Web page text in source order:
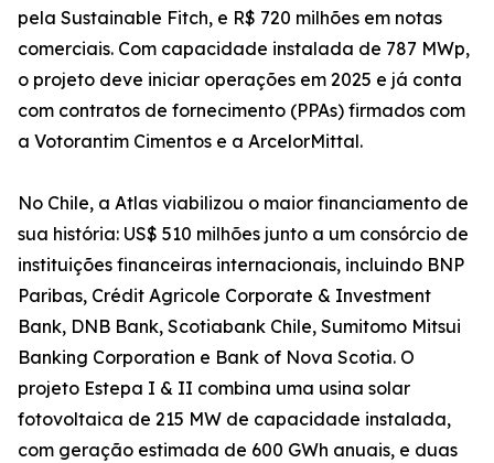
pela Sustainable Fitch, e R$ 720 milhões em notas
comerciais. Com capacidade instalada de 787 MWp,
o projeto deve iniciar operações em 2025 e já conta
com contratos de fornecimento (PPAs) firmados com
a Votorantim Cimentos e a ArcelorMittal.
No Chile, a Atlas viabilizou o maior financiamento de
sua história: US$ 510 milhões junto a um consórcio de
instituições financeiras internacionais, incluindo BNP
Paribas, Crédit Agricole Corporate & Investment
Bank, DNB Bank, Scotiabank Chile, Sumitomo Mitsui
Banking Corporation e Bank of Nova Scotia. O
projeto Estepa I & II combina uma usina solar
fotovoltaica de 215 MW de capacidade instalada,
com geração estimada de 600 GWh anuais, e duas